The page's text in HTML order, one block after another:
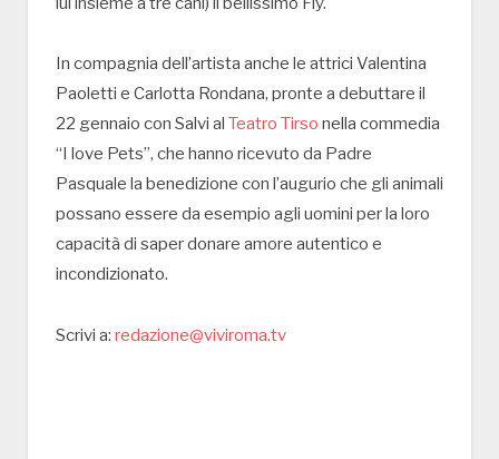
In compagnia dell’artista anche le attrici Valentina
Paoletti e Carlotta Rondana, pronte a debuttare il
22 gennaio con Salvi al Teatro Tirso nella commedia
“I love Pets”, che hanno ricevuto da Padre
Pasquale la benedizione con l’augurio che gli animali
possano essere da esempio agli uomini per la loro
capacità di saper donare amore autentico e
incondizionato.
Scrivi a: redazione@viviroma.tv